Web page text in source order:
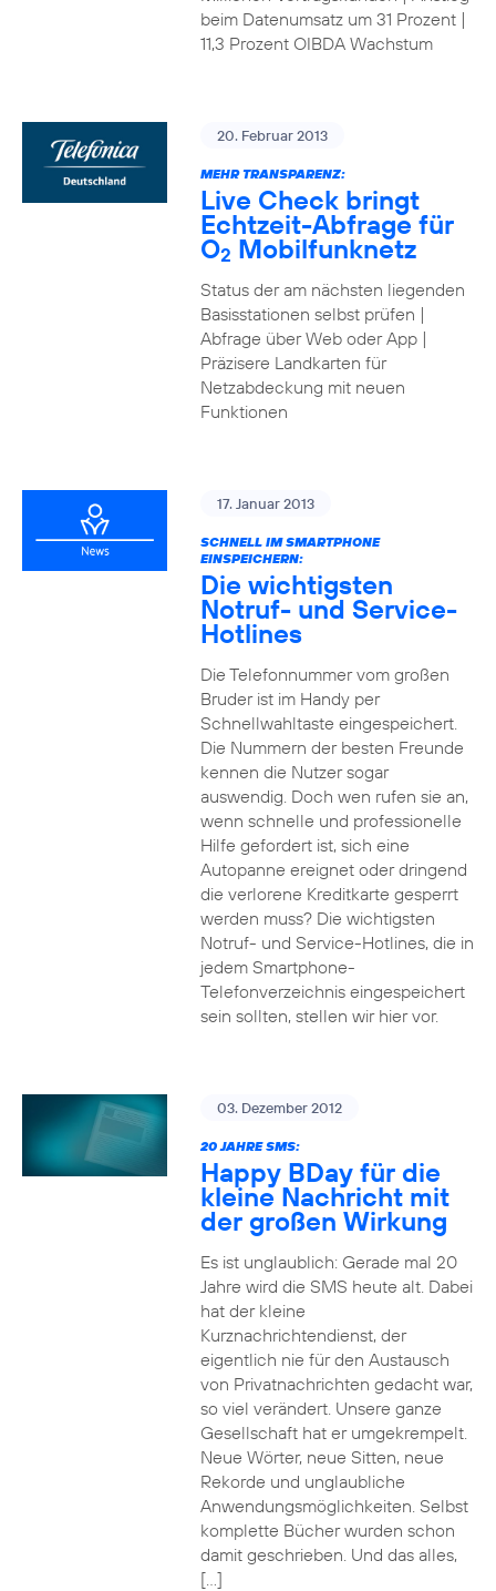
beim Datenumsatz um 31 Prozent |
11,3 Prozent OIBDA Wachstum
20. Februar 2013
MEHR TRANSPARENZ:
Live Check bringt
Echtzeit-Abfrage für
O2 Mobilfunknetz
Status der am nächsten liegenden
Basisstationen selbst prüfen |
Abfrage über Web oder App |
Präzisere Landkarten für
Netzabdeckung mit neuen
Funktionen
17. Januar 2013
SCHNELL IM SMARTPHONE
EINSPEICHERN:
Die wichtigsten
Notruf- und Service-
Hotlines
Die Telefonnummer vom großen
Bruder ist im Handy per
Schnellwahltaste eingespeichert.
Die Nummern der besten Freunde
kennen die Nutzer sogar
auswendig. Doch wen rufen sie an,
wenn schnelle und professionelle
Hilfe gefordert ist, sich eine
Autopanne ereignet oder dringend
die verlorene Kreditkarte gesperrt
werden muss? Die wichtigsten
Notruf- und Service-Hotlines, die in
jedem Smartphone-
Telefonverzeichnis eingespeichert
sein sollten, stellen wir hier vor.
03. Dezember 2012
20 JAHRE SMS:
Happy BDay für die
kleine Nachricht mit
der großen Wirkung
Es ist unglaublich: Gerade mal 20
Jahre wird die SMS heute alt. Dabei
hat der kleine
Kurznachrichtendienst, der
eigentlich nie für den Austausch
von Privatnachrichten gedacht war,
so viel verändert. Unsere ganze
Gesellschaft hat er umgekrempelt.
Neue Wörter, neue Sitten, neue
Rekorde und unglaubliche
Anwendungsmöglichkeiten. Selbst
komplette Bücher wurden schon
damit geschrieben. Und das alles,
[…]